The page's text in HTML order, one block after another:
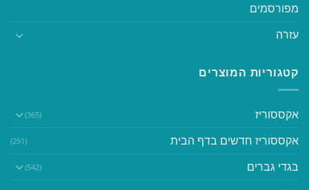
מפורסמים
עזרה
קטגוריות המוצרים
אקססוריז (365)
אקססוריז חדשים בדף הבית (291)
בגדי גברים (542)